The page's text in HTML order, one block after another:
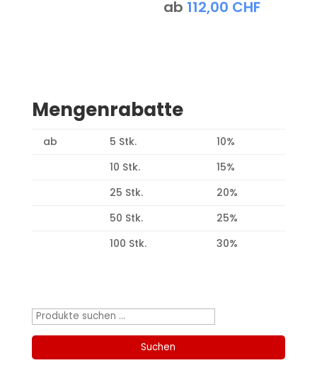
ab 112,00 CHF
Mengenrabatte
ab 5 Stk.
10%
10 Stk.
15%
25 Stk.
20%
50 Stk.
25%
100 Stk.
30%
Suchen
Suchen